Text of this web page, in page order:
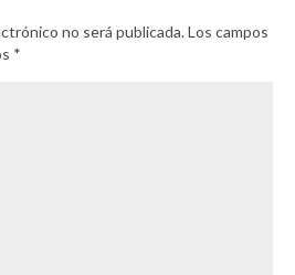
no será publicada. Los campos
*